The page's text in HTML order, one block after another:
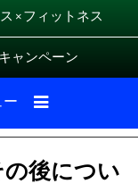
× フィットネス
キャンペーン
ー
後につい